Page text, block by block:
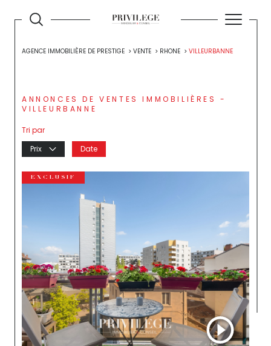
AGENCE IMMOBILIÈRE DE PRESTIGE VENTE RHONE VILLEURBANNE
ANNONCES DE VENTES IMMOBILIÈRES -
VILLEURBANNE
Tri par
Prix
Date
EXCLUSIF